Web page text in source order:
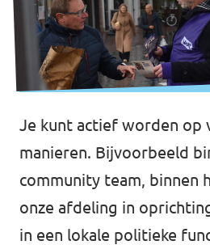
Je kunt actief worden op
manieren. Bijvoorbeeld
community team, binnen
onze afdeling in
in een lokale politieke